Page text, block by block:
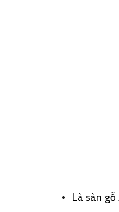
Là sàn